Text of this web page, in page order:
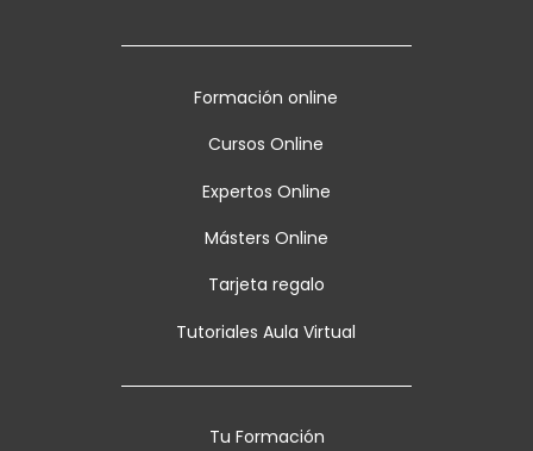
Formación online
Cursos Online
Expertos Online
Másters Online
Tarjeta regalo
Tutoriales Aula Virtual
Tu Formación